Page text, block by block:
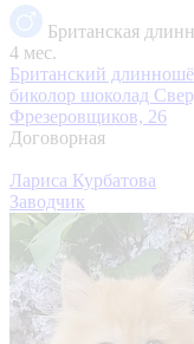
Британская
4 мес.
Британский
биколор шоколад
Фрезеровщиков, 26
Договорная
Лариса Курбатова
Заводчик